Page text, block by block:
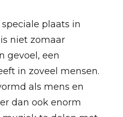
plaats in
niet zomaar
gevoel, een
in zoveel mensen.
als mens en
dan ook enorm